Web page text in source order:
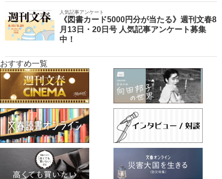
人気記事アンケート
《図書カード5000円分が当たる》週刊文春8
月13日・20日号 人気記事アンケート募集
中！
おすすめ一覧